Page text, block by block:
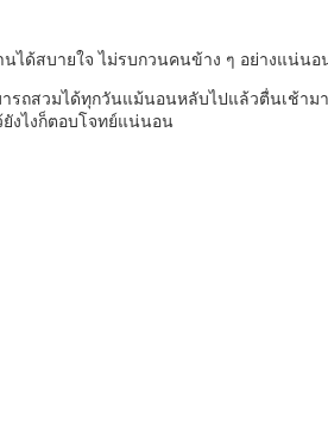
ได้สบายใจ ไม่รบกวนคนข้าง ๆ อย่างแน่นอ
ถสวมได้ทุกวันแม้นอนหลับไปแล้วตื่นเช้าม
งไงก็ตอบโจทย์แน่นอน